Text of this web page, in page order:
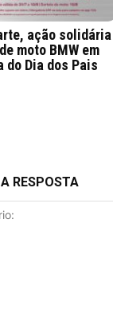
ação solidária
moto BMW em
do Dia dos Pais
RESPOSTA